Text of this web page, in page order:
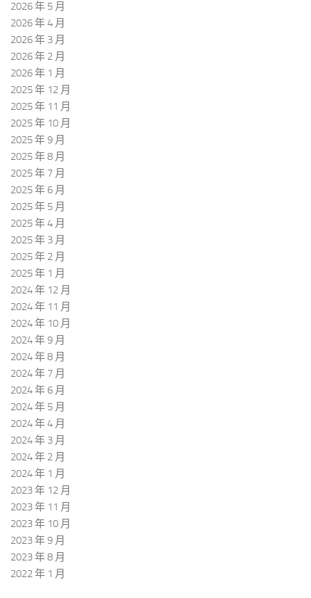
2026 年 5 月
2026 年 4 月
2026 年 3 月
2026 年 2 月
2026 年 1 月
2025 年 12 月
2025 年 11 月
2025 年 10 月
2025 年 9 月
2025 年 8 月
2025 年 7 月
2025 年 6 月
2025 年 5 月
2025 年 4 月
2025 年 3 月
2025 年 2 月
2025 年 1 月
2024 年 12 月
2024 年 11 月
2024 年 10 月
2024 年 9 月
2024 年 8 月
2024 年 7 月
2024 年 6 月
2024 年 5 月
2024 年 4 月
2024 年 3 月
2024 年 2 月
2024 年 1 月
2023 年 12 月
2023 年 11 月
2023 年 10 月
2023 年 9 月
2023 年 8 月
2022 年 1 月